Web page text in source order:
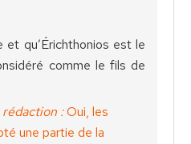
qu’Érichthonios est le
comme le fils de
rédaction :Oui, les
une partie de la